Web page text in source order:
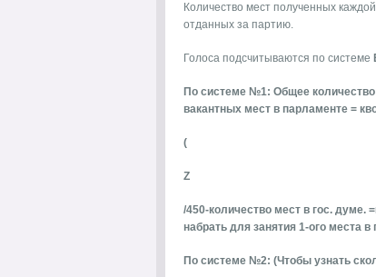
Количество мест полученных
отданных за партию.
Голоса подсчитываются по системе
По системе №1: Общее
вакантных мест в парламенте =
(
Z
/450-количество мест в гос. думе.
набрать для занятия 1-ого места в
По системе №2: (Чтобы узнать